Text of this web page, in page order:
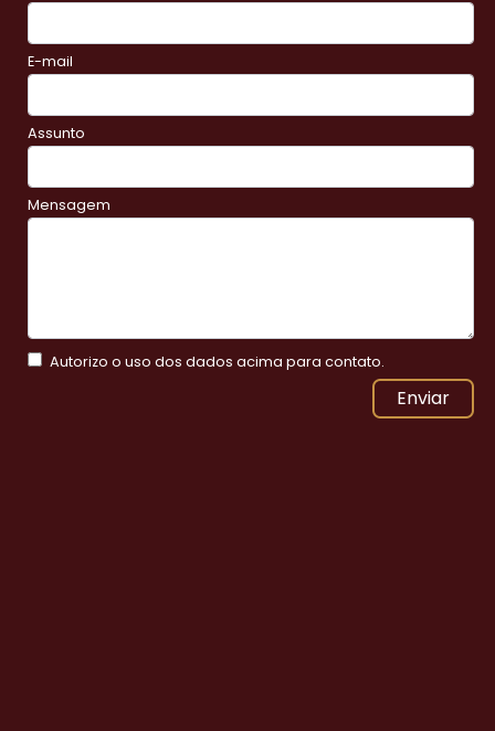
E-mail
Assunto
Mensagem
Autorizo o uso dos dados acima para contato.
Enviar